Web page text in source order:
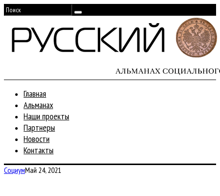
Главная
Альманах
Наши проекты
Партнеры
Новости
Контакты
СоциумМай 24, 2021